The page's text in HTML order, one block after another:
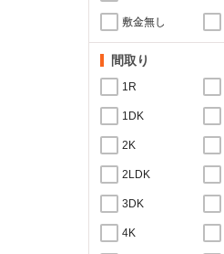
敷金無し
間取り
1R
1DK
2K
2LDK
3DK
4K